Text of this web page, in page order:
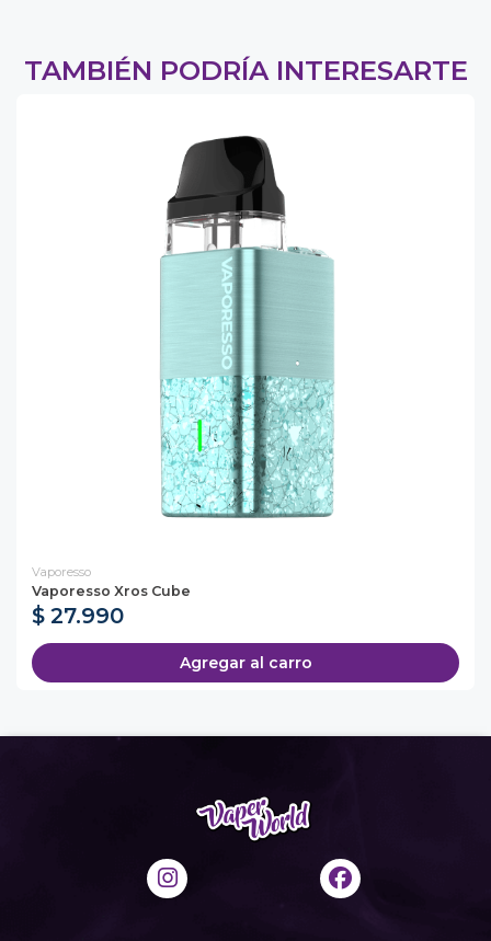
TAMBIÉN PODRÍA INTERESARTE
Vaporesso
Vaporesso Xros Cube
$ 27.990
Agregar al carro